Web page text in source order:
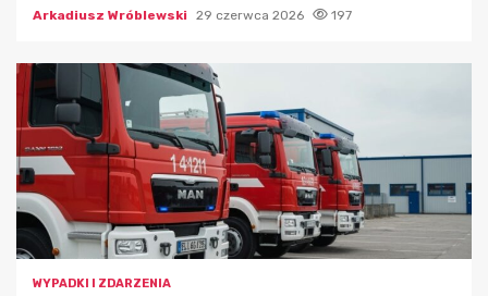
Arkadiusz Wróblewski 29 czerwca 2026 197
WYPADKI I ZDARZENIA